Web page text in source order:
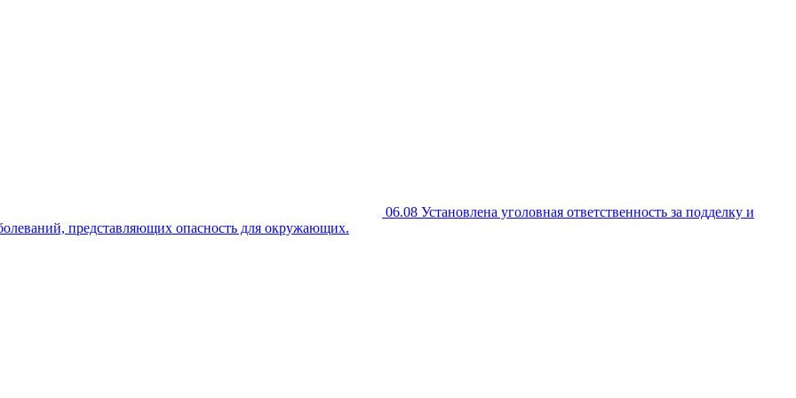
06.08 Установлена уголовная ответственность за подделку и
представляющих опасность для окружающих.